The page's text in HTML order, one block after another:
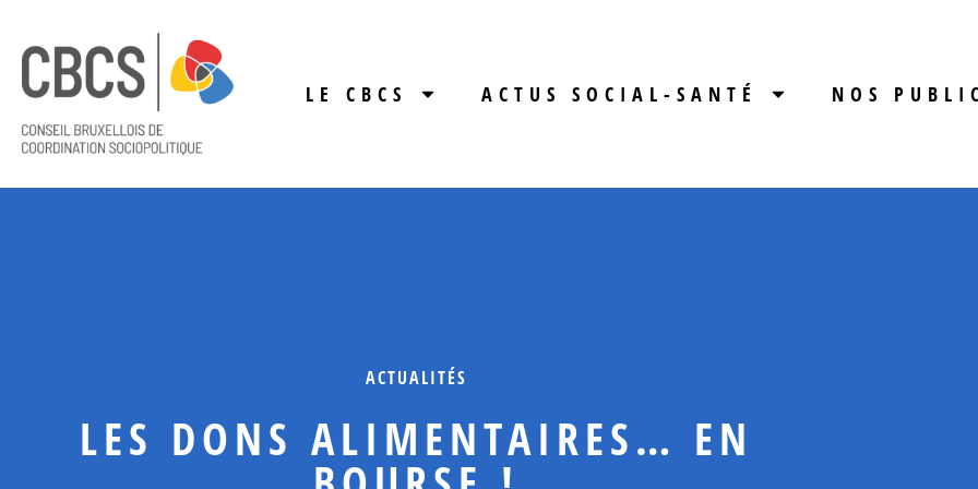
LE CBCS ACTUS SOCIAL-SANTÉ NOS
ACTUALITÉS
LES DONS ALIMENTAIRES… EN